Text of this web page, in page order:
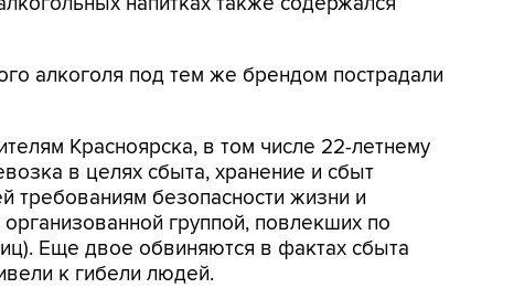
алкоголя под тем же брендом пострадали
Красноярска, в том числе 22-летнему
в целях сбыта, хранение и сбыт
требованиям безопасности жизни и
группой, повлекших по
Еще двое обвиняются в фактах сбыта
к гибели людей.